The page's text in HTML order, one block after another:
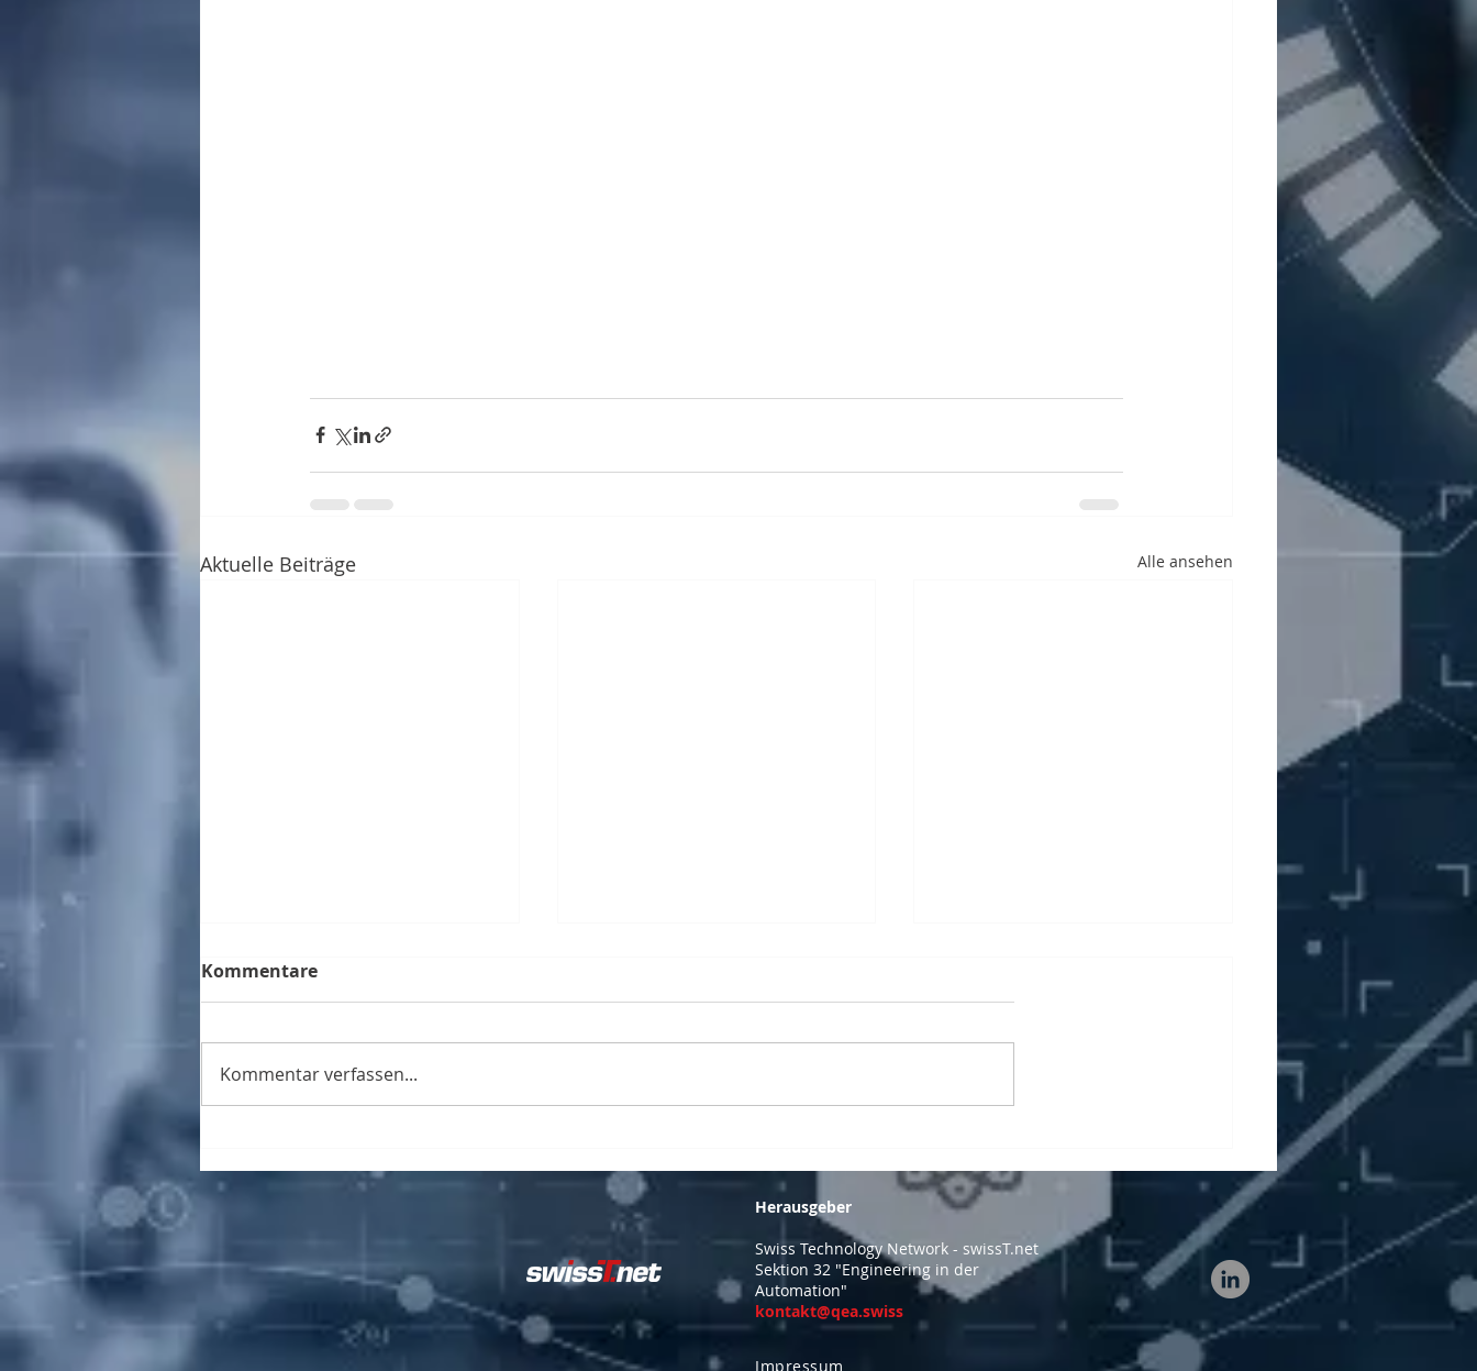
Aktuelle Beiträge Alle ansehen
gemeinsam an SINDEX
die Teilnehmer der
Sektion 32 bei Pilatus
Flugzeugwerke in Stans
Sektion 32 & Führung bei
Pilatus Flugzeugwerke in
Kommentare
Kommentar verfassen...
Herausgeber
Swiss Technology Network - swissT.net
Sektion 32 "Engineering in der
Automation"
kontakt@qea.swiss
Impressum